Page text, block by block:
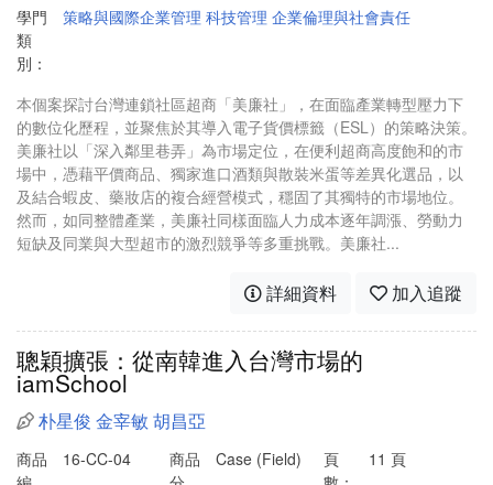
學門
類
別：
策略與國際企業管理 科技管理 企業倫理與社會責任
本個案探討台灣連鎖社區超商「美廉社」，在面臨產業轉型壓力下
的數位化歷程，並聚焦於其導入電子貨價標籤（ESL）的策略決策。
美廉社以「深入鄰里巷弄」為市場定位，在便利超商高度飽和的市
場中，憑藉平價商品、獨家進口酒類與散裝米蛋等差異化選品，以
及結合蝦皮、藥妝店的複合經營模式，穩固了其獨特的市場地位。
然而，如同整體產業，美廉社同樣面臨人力成本逐年調漲、勞動力
短缺及同業與大型超市的激烈競爭等多重挑戰。美廉社...
詳細資料 加入追蹤
聰穎擴張：從南韓進入台灣市場的
iamSchool
朴星俊 金宰敏 胡昌亞
商品
16-CC-04
商品
Case (Field)
頁
11 頁